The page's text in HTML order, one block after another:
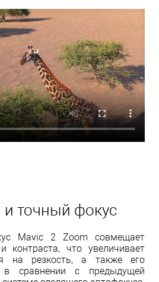
точный фокус
Mavic 2 Zoom совмещает
контраста, что увеличивает
на резкость, а также его
сравнении с предыдущей